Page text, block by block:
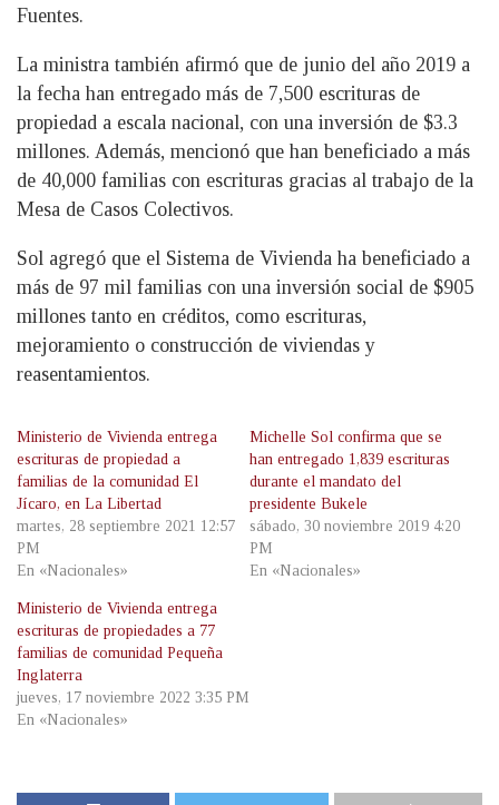
Fuentes.
La ministra también afirmó que de junio del año 2019 a
la fecha han entregado más de 7,500 escrituras de
propiedad a escala nacional, con una inversión de $3.3
millones. Además, mencionó que han beneficiado a más
de 40,000 familias con escrituras gracias al trabajo de la
Mesa de Casos Colectivos.
Sol agregó que el Sistema de Vivienda ha beneficiado a
más de 97 mil familias con una inversión social de $905
millones tanto en créditos, como escrituras,
mejoramiento o construcción de viviendas y
reasentamientos.
Ministerio de Vivienda entrega
escrituras de propiedad a
familias de la comunidad El
Jícaro, en La Libertad
martes, 28 septiembre 2021 12:57
PM
En «Nacionales»
Michelle Sol confirma que se
han entregado 1,839 escrituras
durante el mandato del
presidente Bukele
sábado, 30 noviembre 2019 4:20
PM
En «Nacionales»
Ministerio de Vivienda entrega
escrituras de propiedades a 77
familias de comunidad Pequeña
Inglaterra
jueves, 17 noviembre 2022 3:35 PM
En «Nacionales»